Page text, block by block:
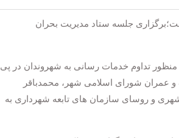
جلسه ستاد مدیریت بحران
آفتاب شمال ، جلسه مدیریت بحران شهرداری امشب ۷ اسفند ۱۴۰۲ به منظور تداوم خدمات رسانی به شهروندان در پی
شورای اسلامی شهر، محمدباقر
و روسای سازمان های تابعه شهرداری به